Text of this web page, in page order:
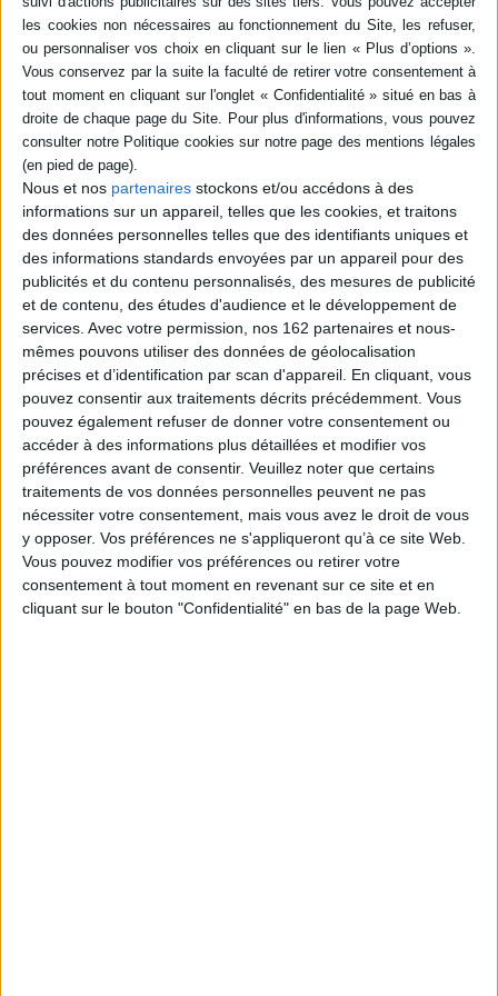
Nous et nos partenaires stockons et/ou accédons à des
informations sur un appareil, telles que les cookies, et traitons
des données personnelles telles que des identifiants uniques et
des informations standards envoyées par un appareil pour des
publicités et du contenu personnalisés, des mesures de publicité
et de contenu, des études d'audience et le développement de
services. Avec votre permission, nos 162 partenaires et nous-
mêmes pouvons utiliser des données de géolocalisation
précises et d’identification par scan d'appareil. En cliquant, vous
pouvez consentir aux traitements décrits précédemment. Vous
pouvez également refuser de donner votre consentement ou
accéder à des informations plus détaillées et modifier vos
préférences avant de consentir. Veuillez noter que certains
traitements de vos données personnelles peuvent ne pas
nécessiter votre consentement, mais vous avez le droit de vous
y opposer. Vos préférences ne s'appliqueront qu’à ce site Web.
Vous pouvez modifier vos préférences ou retirer votre
consentement à tout moment en revenant sur ce site et en
cliquant sur le bouton "Confidentialité" en bas de la page Web.
Résumé
Cette étude livre les premiers résultats des recherches sur les
occupations amérindiennes du bassin du Sinnamary (1660-220 BP),
menées à l'occasion de la construction du barrage de Petit Saut (Guyane
française). A une approche méthodologique sur le milieu tropical sylvestre
et fluvial, succèdent l'étude des sites de plein air et un point sur le
phénomène de terra preta et des paléoincendies. ©Electre 2026
Fiche Technique
Paru le :30/08/1998
Thématique :Préhistoire
Éditeur(s) :Maison des sciences de l'homme
Collection(s) :Documents d'archéologie française
Contributeur(s) :Directeur de publication : Stéphane Vacher - Directeur de
publication : Sylvie Jérémie - Directeur de publication : Jérôme Briand -
Auteur : Jérôme Briand - Auteur : - Auteur : Sylvie Jérémie
Série(s) : Non précisé.
ISBN : Non précisé.
EAN13 : 9782735106240
Reliure :Broché
Pages :